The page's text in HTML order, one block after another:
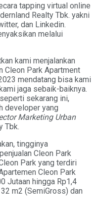
tapping virtual online
Realty Tbk. yakni
dan Linkedin.
melalui
kami menjalankan
Cleon Park Apartment
mendatang bisa kami
jaga sebaik-baiknya.
sekarang ini,
developer yang
Marketing Urban
Tbk.
tingginya
Cleon Park
Park yang terdiri
Cleon Park
Jutaan hingga Rp1,4
m2 (SemiGross) dan